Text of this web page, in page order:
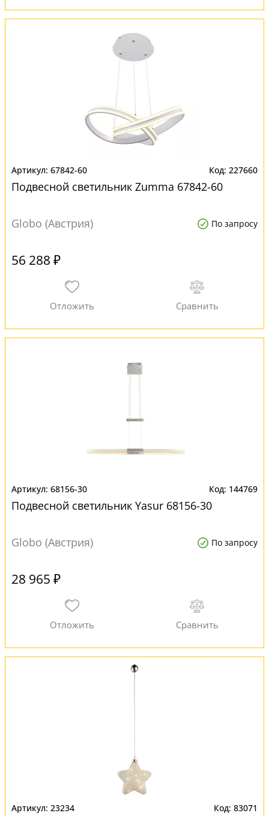
67842-60 227660
Подвесной светильник Zumma 67842-60
Globo (Австрия) По запросу
56 288 ₽
68156-30 144769
Подвесной светильник Yasur 68156-30
Globo (Австрия) По запросу
28 965 ₽
23234 83071